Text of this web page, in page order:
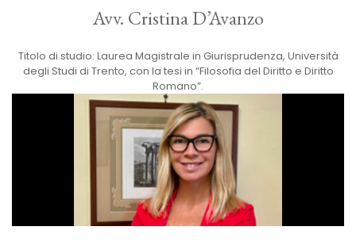
Avv. Cristina D’Avanzo
Titolo di studio: Laurea Magistrale in Giurisprudenza, Università
degli Studi di Trento, con la tesi in “Filosofia del Diritto e Diritto
Romano”.